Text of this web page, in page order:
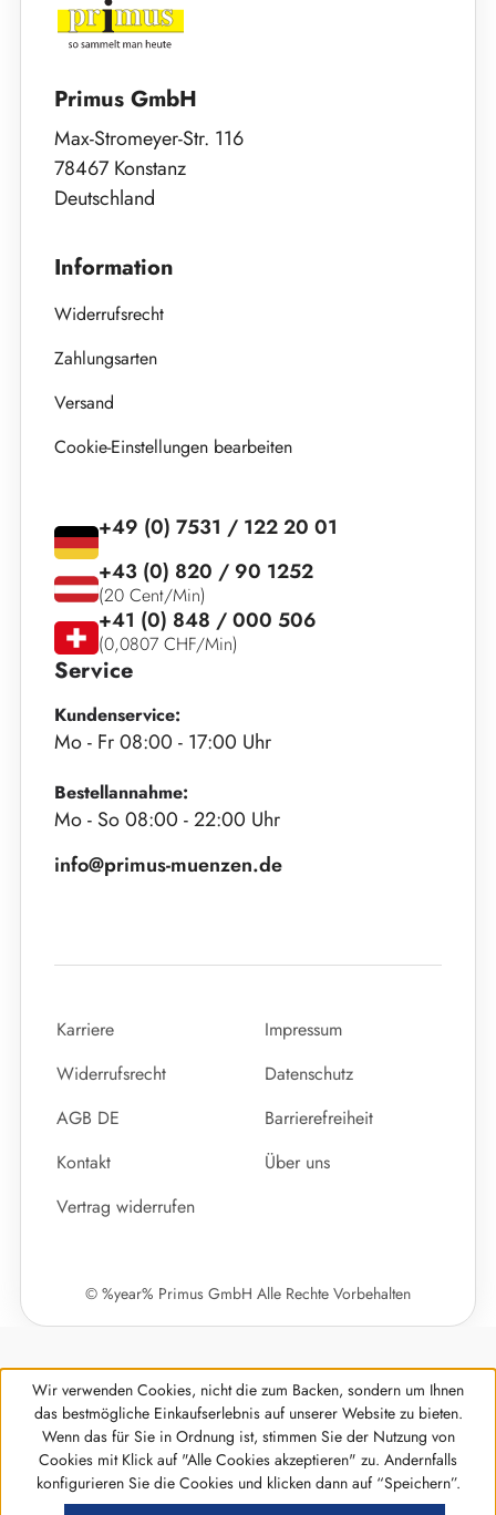
Primus GmbH
Max-Stromeyer-Str. 116
78467 Konstanz
Deutschland
Information
Widerrufsrecht
Zahlungsarten
Versand
Cookie-Einstellungen bearbeiten
Service
Kundenservice:
Mo - Fr 08:00 - 17:00 Uhr
Bestellannahme:
Mo - So 08:00 - 22:00 Uhr
info@primus-muenzen.de
+49 (0) 7531 / 122 20 01
+43 (0) 820 / 90 1252
(20 Cent/Min)
+41 (0) 848 / 000 506
(0,0807 CHF/Min)
Karriere
Impressum
Widerrufsrecht
Datenschutz
AGB DE
Barrierefreiheit
Kontakt
Über uns
Vertrag widerrufen
© %year% Primus GmbH Alle Rechte Vorbehalten
Werkzeugleiste anzeigen
Wir verwenden Cookies, nicht die zum Backen, sondern um Ihnen
das bestmögliche Einkaufserlebnis auf unserer Website zu bieten.
Wenn das für Sie in Ordnung ist, stimmen Sie der Nutzung von
Cookies mit Klick auf "Alle Cookies akzeptieren" zu. Andernfalls
konfigurieren Sie die Cookies und klicken dann auf “Speichern”.